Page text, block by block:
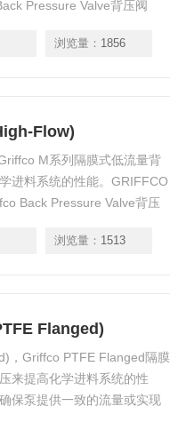
Pressure Valve背压阀
浏览量： 1856
Flow)
M系列隔膜式低流量背
进料系统的性能。GRIFFCO
Back Pressure Valve背压
浏览量： 1513
Flanged)
，Griffco PTFE Flanged隔膜
来提高化学进料系统的性
保泵提供一致的流量或实现